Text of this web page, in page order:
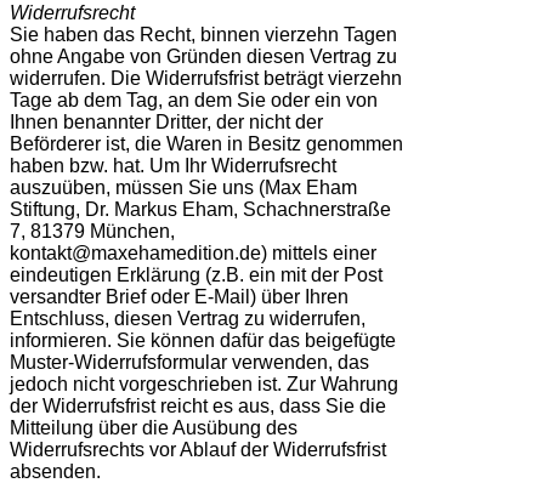
Widerrufsrecht
Sie haben das Recht, binnen vierzehn Tagen
ohne Angabe von Gründen diesen Vertrag zu
widerrufen. Die Widerrufsfrist beträgt vierzehn
Tage ab dem Tag, an dem Sie oder ein von
Ihnen benannter Dritter, der nicht der
Beförderer ist, die Waren in Besitz genommen
haben bzw. hat. Um Ihr Widerrufsrecht
auszuüben, müssen Sie uns (Max Eham
Stiftung, Dr. Markus Eham, Schachnerstraße
7, 81379 München,
kontakt@maxehamedition.de) mittels einer
eindeutigen Erklärung (z.B. ein mit der Post
versandter Brief oder E-Mail) über Ihren
Entschluss, diesen Vertrag zu widerrufen,
informieren. Sie können dafür das beigefügte
Muster-Widerrufsformular verwenden, das
jedoch nicht vorgeschrieben ist. Zur Wahrung
der Widerrufsfrist reicht es aus, dass Sie die
Mitteilung über die Ausübung des
Widerrufsrechts vor Ablauf der Widerrufsfrist
absenden.